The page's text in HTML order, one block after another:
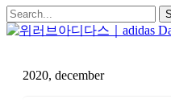
2020, december